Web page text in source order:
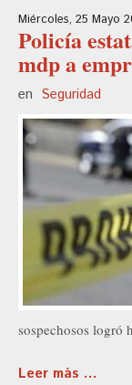
Miércoles, 25 Mayo
Policía
mdp a
en Seguridad
sospechosos logró
Leer más ...